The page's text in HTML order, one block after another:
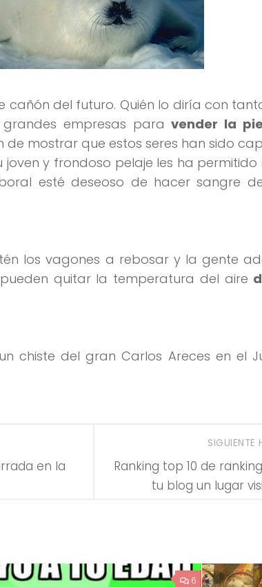
cañón del futuro. Quién lo diría con
empresas paravender la
de mostrar que estos seres han sido
y frondoso pelaje les ha permitido
esté deseoso de hacer sangre
los vagones a rebosar y la gente
quitar la temperatura del aire
chiste del gran Carlos Areces en el
SIGUIENTE
Ranking top 10 de
tu blog un lugar
en la
6